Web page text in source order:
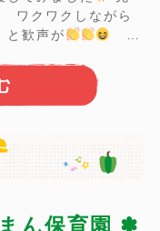
ワクワクしながら
と歓声が
ます
食 育
ん保育園 ✽